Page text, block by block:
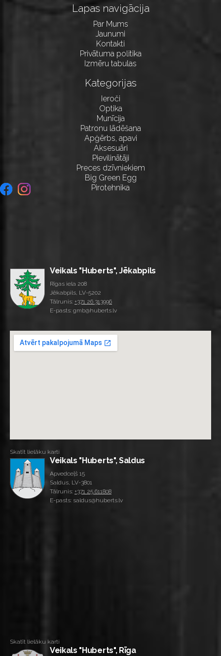
Lapas navigācija
Par Mums
Jaunumi
Kontakti
Privātuma politika
Izmēru tabulas
Kategorijas
Ieroči
Optika
Munīcija
Patronu lādēšana
Apģērbs, apavi
Aksesuāri
Pievilinātāji
Preces dzīvniekiem
Big Green Egg
Pirotehnika
Veikals "Huberts", Jēkabpils
Rīgas iela 208
Jēkabpils, LV-5202
Tālrunis: +371 26 313996
E-pasts: gmb@huberts.lv
Skatīt lielāku karti
Veikals "Huberts", Saldus
Apvedceļš 15
Saldus, LV-3801
Tālrunis: +371 25 611808
E-pasts: saldus@huberts.lv
Skatīt lielāku karti
Veikals "Huberts", Rīga